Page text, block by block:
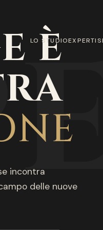
LO STUDIO
È
incontra
delle nuove